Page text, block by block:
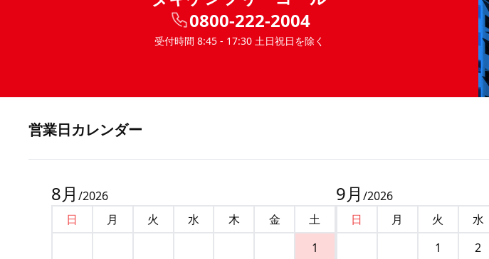
0800-222-2004
受付時間 8:45 - 17:30 土日祝日を除く
営業⽇カレンダー
8月 /2026
日
月 火 水 木 金
土
1
9月 /2026
日
月 火 水
1
2